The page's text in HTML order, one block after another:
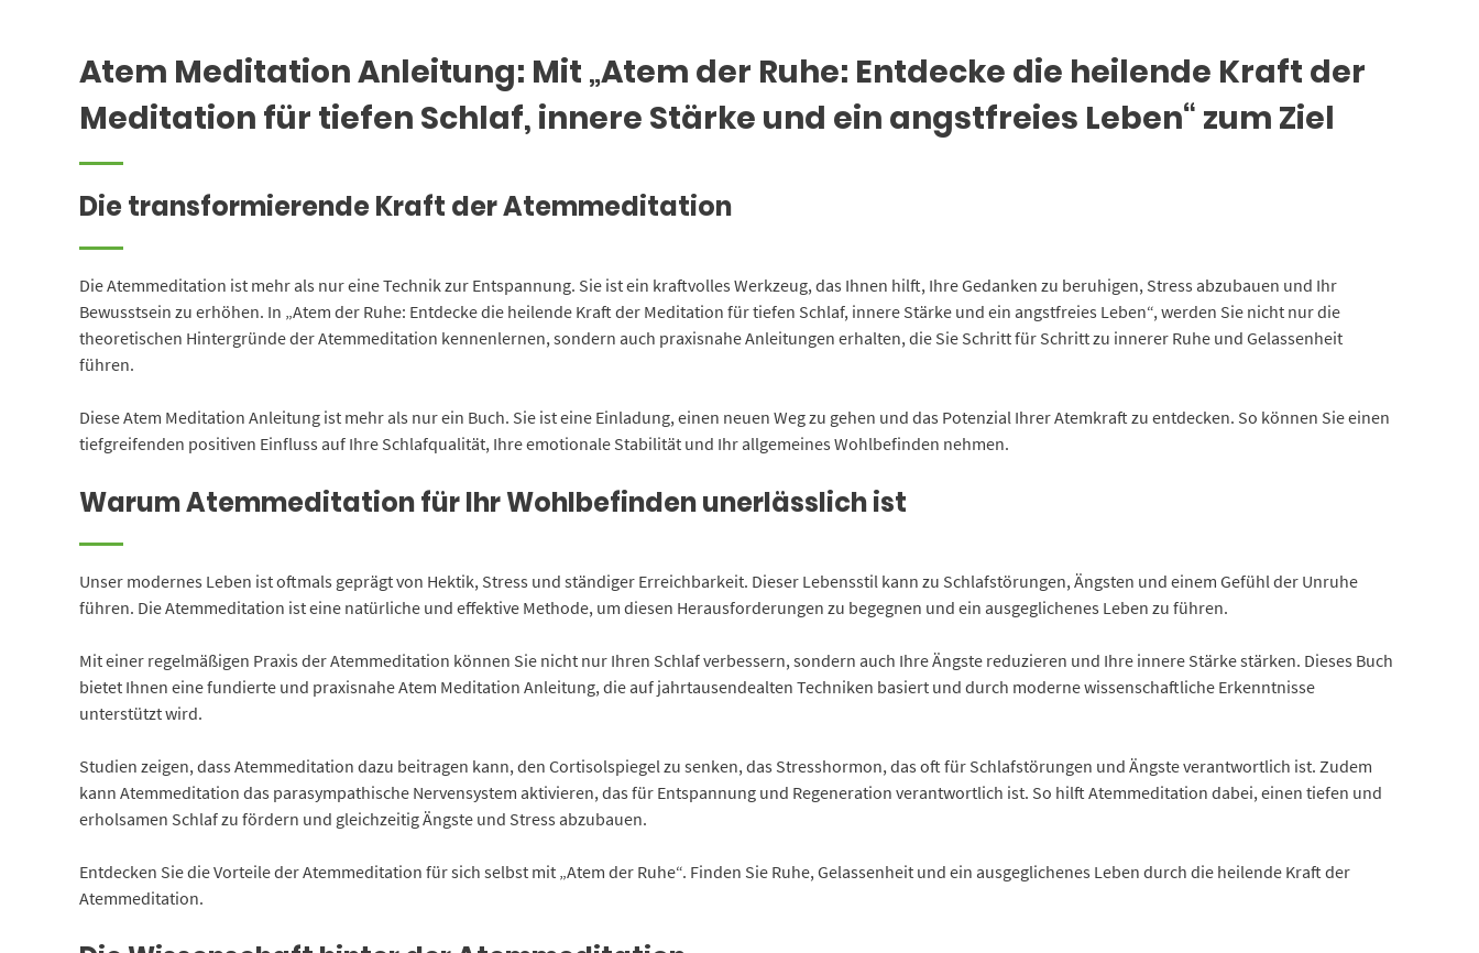
Menge
Atem Meditation Anleitung: Mit „Atem der Ruhe: Entdecke die heilende Kraft der
Meditation für tiefen Schlaf, innere Stärke und ein angstfreies Leben“ zum Ziel
Die transformierende Kraft der Atemmeditation
Die Atemmeditation ist mehr als nur eine Technik zur Entspannung. Sie ist ein kraftvolles Werkzeug, das Ihnen hilft, Ihre Gedanken zu beruhigen, Stress abzubauen und Ihr
Bewusstsein zu erhöhen. In „Atem der Ruhe: Entdecke die heilende Kraft der Meditation für tiefen Schlaf, innere Stärke und ein angstfreies Leben“, werden Sie nicht nur die
theoretischen Hintergründe der Atemmeditation kennenlernen, sondern auch praxisnahe Anleitungen erhalten, die Sie Schritt für Schritt zu innerer Ruhe und Gelassenheit
führen.
Diese Atem Meditation Anleitung ist mehr als nur ein Buch. Sie ist eine Einladung, einen neuen Weg zu gehen und das Potenzial Ihrer Atemkraft zu entdecken. So können Sie einen
tiefgreifenden positiven Einfluss auf Ihre Schlafqualität, Ihre emotionale Stabilität und Ihr allgemeines Wohlbefinden nehmen.
Warum Atemmeditation für Ihr Wohlbefinden unerlässlich ist
Unser modernes Leben ist oftmals geprägt von Hektik, Stress und ständiger Erreichbarkeit. Dieser Lebensstil kann zu Schlafstörungen, Ängsten und einem Gefühl der Unruhe
führen. Die Atemmeditation ist eine natürliche und effektive Methode, um diesen Herausforderungen zu begegnen und ein ausgeglichenes Leben zu führen.
Mit einer regelmäßigen Praxis der Atemmeditation können Sie nicht nur Ihren Schlaf verbessern, sondern auch Ihre Ängste reduzieren und Ihre innere Stärke stärken. Dieses Buch
bietet Ihnen eine fundierte und praxisnahe Atem Meditation Anleitung, die auf jahrtausendealten Techniken basiert und durch moderne wissenschaftliche Erkenntnisse
unterstützt wird.
Studien zeigen, dass Atemmeditation dazu beitragen kann, den Cortisolspiegel zu senken, das Stresshormon, das oft für Schlafstörungen und Ängste verantwortlich ist. Zudem
kann Atemmeditation das parasympathische Nervensystem aktivieren, das für Entspannung und Regeneration verantwortlich ist. So hilft Atemmeditation dabei, einen tiefen und
erholsamen Schlaf zu fördern und gleichzeitig Ängste und Stress abzubauen.
Entdecken Sie die Vorteile der Atemmeditation für sich selbst mit „Atem der Ruhe“. Finden Sie Ruhe, Gelassenheit und ein ausgeglichenes Leben durch die heilende Kraft der
Atemmeditation.